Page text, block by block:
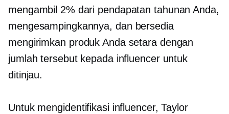
mengambil 2% dari pendapatan tahunan Anda,
mengesampingkannya, dan bersedia
mengirimkan produk Anda setara dengan
jumlah tersebut kepada influencer untuk
ditinjau.
Untuk mengidentifikasi influencer, Taylor